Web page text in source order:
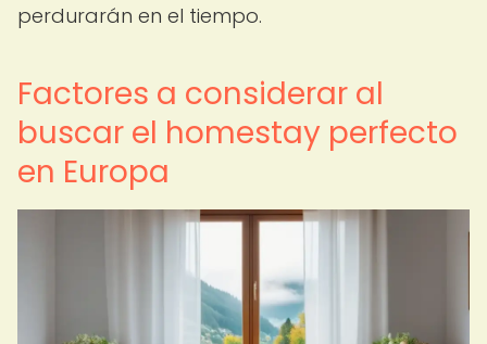
perdurarán en el tiempo.
Factores a considerar al
buscar el homestay perfecto
en Europa